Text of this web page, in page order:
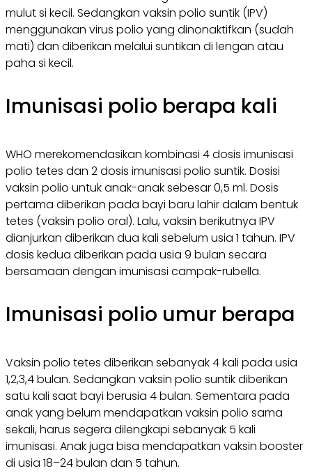
mulut si kecil. Sedangkan vaksin polio suntik (IPV)
menggunakan virus polio yang dinonaktifkan (sudah
mati) dan diberikan melalui suntikan di lengan atau
paha si kecil.
Imunisasi polio berapa kali
WHO merekomendasikan kombinasi 4 dosis imunisasi
polio tetes dan 2 dosis imunisasi polio suntik. Dosisi
vaksin polio untuk anak-anak sebesar 0,5 ml. Dosis
pertama diberikan pada bayi baru lahir dalam bentuk
tetes (vaksin polio oral). Lalu, vaksin berikutnya IPV
dianjurkan diberikan dua kali sebelum usia 1 tahun. IPV
dosis kedua diberikan pada usia 9 bulan secara
bersamaan dengan imunisasi campak-rubella.
Imunisasi polio umur berapa
Vaksin polio tetes diberikan sebanyak 4 kali pada usia
1,2,3,4 bulan. Sedangkan vaksin polio suntik diberikan
satu kali saat bayi berusia 4 bulan. Sementara pada
anak yang belum mendapatkan vaksin polio sama
sekali, harus segera dilengkapi sebanyak 5 kali
imunisasi. Anak juga bisa mendapatkan vaksin booster
di usia 18–24 bulan dan 5 tahun.